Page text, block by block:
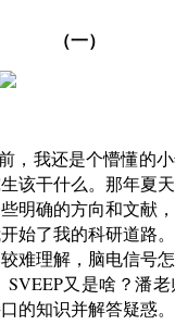
（一）
，我还是个懵懂的
该干什么。那年夏
明确的方向和文献
始了我的科研道路
难理解，脑电信号
SVEEP又是啥？潘
的知识并解答疑惑